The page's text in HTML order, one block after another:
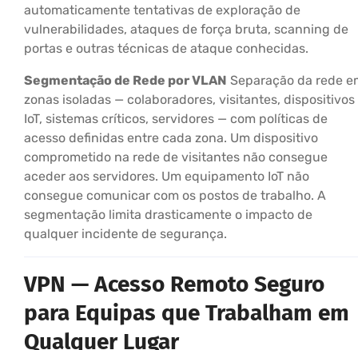
automaticamente tentativas de exploração de
vulnerabilidades, ataques de força bruta, scanning de
portas e outras técnicas de ataque conhecidas.
Segmentação de Rede por VLAN Separação da rede
zonas isoladas — colaboradores, visitantes, dispositivos
IoT, sistemas críticos, servidores — com políticas de
acesso definidas entre cada zona. Um dispositivo
comprometido na rede de visitantes não consegue
aceder aos servidores. Um equipamento IoT não
consegue comunicar com os postos de trabalho. A
segmentação limita drasticamente o impacto de
qualquer incidente de segurança.
VPN — Acesso Remoto Seguro
para Equipas que Trabalham em
Qualquer Lugar